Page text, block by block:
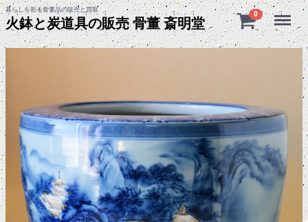
暮らしを彩る骨董品の販売と買取
火鉢と炭道具の販売 骨董 斎明堂
0 Menu